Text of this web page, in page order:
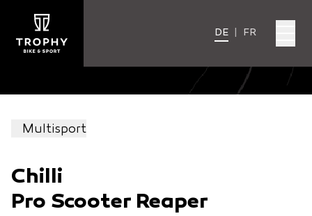
DE FR
Multisport
Chilli
Pro Scooter Reaper